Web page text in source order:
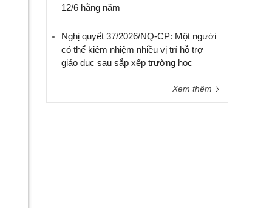
12/6 hằng năm
Nghị quyết 37/2026/NQ-CP: Một người
có thể kiêm nhiệm nhiều vị trí hỗ trợ
giáo dục sau sắp xếp trường học
Xem thêm